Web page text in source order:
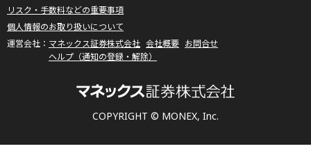
COPYRIGHT © MONEX, Inc.
リスク・手数料などの重要事項
個人情報のお取り扱いについて
マネックス証券株式会社 会社概要 お問合せ
ヘルプ（通知の登録・解除）